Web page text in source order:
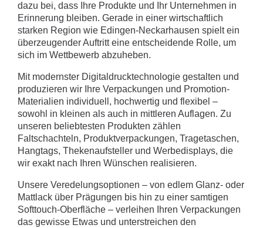
dazu bei, dass Ihre Produkte und Ihr Unternehmen in
Erinnerung bleiben. Gerade in einer wirtschaftlich
starken Region wie Edingen-Neckarhausen spielt ein
überzeugender Auftritt eine entscheidende Rolle, um
sich im Wettbewerb abzuheben.
Mit modernster Digitaldrucktechnologie gestalten und
produzieren wir Ihre Verpackungen und Promotion-
Materialien individuell, hochwertig und flexibel –
sowohl in kleinen als auch in mittleren Auflagen. Zu
unseren beliebtesten Produkten zählen
Faltschachteln, Produktverpackungen, Tragetaschen,
Hangtags, Thekenaufsteller und Werbedisplays, die
wir exakt nach Ihren Wünschen realisieren.
Unsere Veredelungsoptionen – von edlem Glanz- oder
Mattlack über Prägungen bis hin zu einer samtigen
Softtouch-Oberfläche – verleihen Ihren Verpackungen
das gewisse Etwas und unterstreichen den